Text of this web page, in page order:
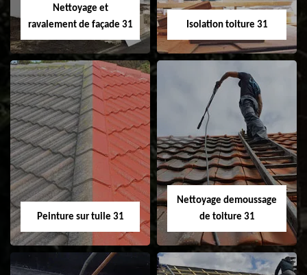
Nettoyage et
ravalement de façade 31
Nettoyage et
ravalement de
façade 31
Isolation toiture 31
Isolation toiture 31
Peinture sur tuile 31
Nettoyage demoussage
de toiture 31